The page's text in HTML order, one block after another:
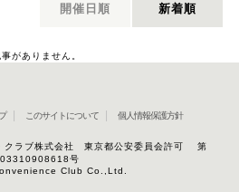
開催日順 新着順
がありません。
このサイトについて 個人情報保護方針
クラブ株式会社 東京都公安委員会許可 第
号
Club Co.,Ltd.